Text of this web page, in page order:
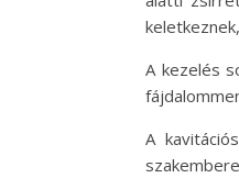
A kezelés
A